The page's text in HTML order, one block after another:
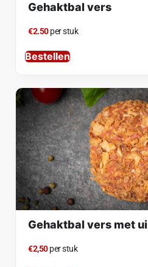
Gehaktbal vers
€2.50per stuk
Bestellen
Gehaktbal vers met ui
€2,50per stuk